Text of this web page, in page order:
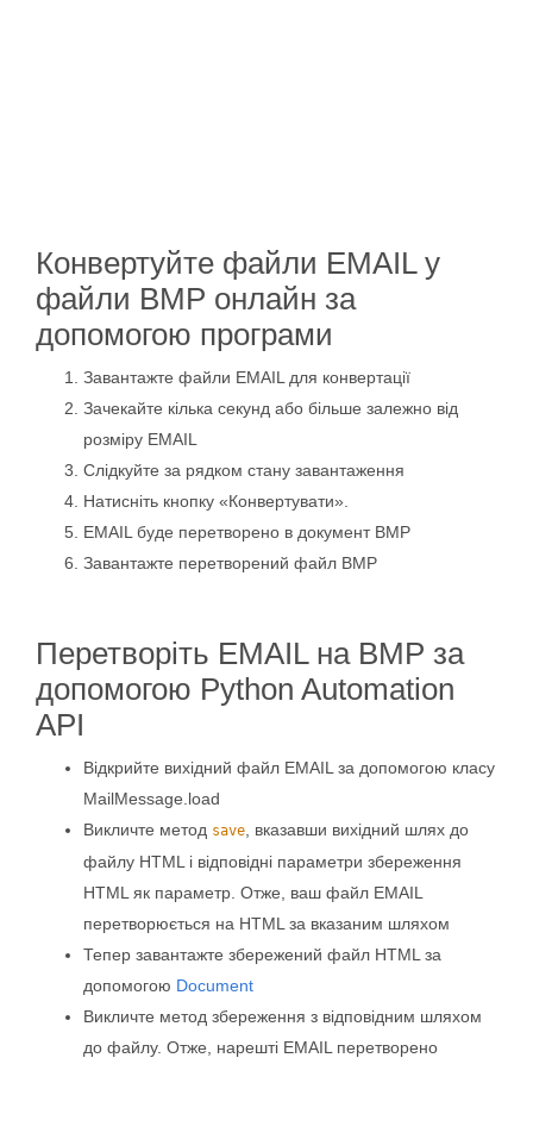
Конвертуйте файли EMAIL у
файли BMP онлайн за
допомогою програми
Завантажте файли EMAIL для конвертації
Зачекайте кілька секунд або більше залежно від
розміру EMAIL
Слідкуйте за рядком стану завантаження
Натисніть кнопку «Конвертувати».
EMAIL буде перетворено в документ BMP
Завантажте перетворений файл BMP
Перетворіть EMAIL на BMP за
допомогою Python Automation
API
Відкрийте вихідний файл EMAIL за допомогою класу
MailMessage.load
Викличте метод save , вказавши вихідний шлях до
файлу HTML і відповідні параметри збереження
HTML як параметр. Отже, ваш файл EMAIL
перетворюється на HTML за вказаним шляхом
Тепер завантажте збережений файл HTML за
допомогою Document
Викличте метод збереження з відповідним шляхом
до файлу. Отже, нарешті EMAIL перетворено